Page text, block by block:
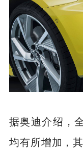
据奥迪介绍，
均有所增加，